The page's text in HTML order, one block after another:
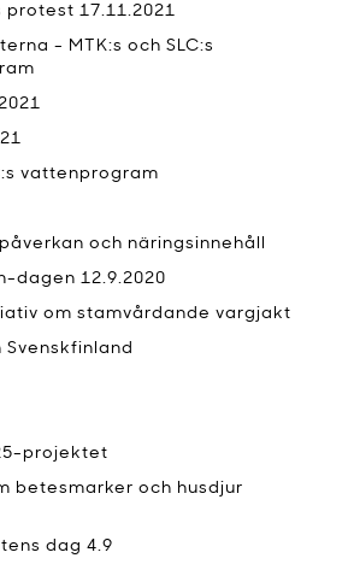
17.11.2021
- MTK:s och SLC:s
vattenprogram
och näringsinnehåll
dagen 12.9.2020
om stamvårdande vargjakt
projektet
betesmarker och husdjur
dag 4.9